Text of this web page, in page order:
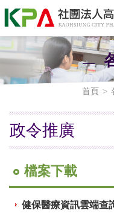
首頁
政令推廣
檔案下載
健保醫療資訊雲端查